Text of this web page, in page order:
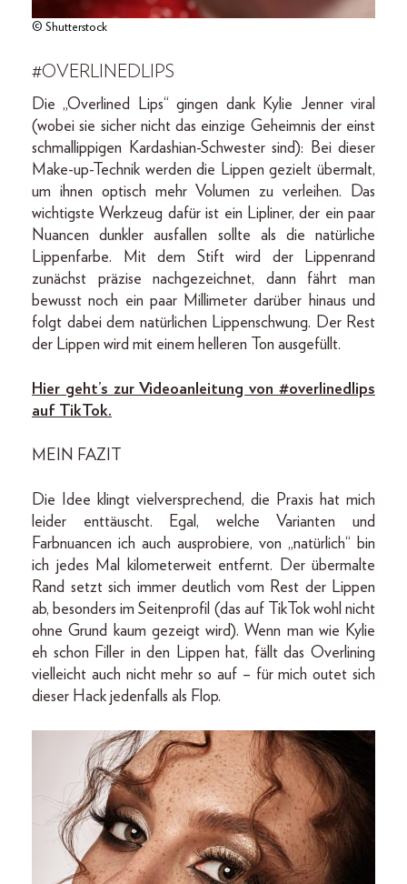
© Shutterstock
#OVERLINEDLIPS
Die „Overlined Lips“ gingen dank Kylie Jenner viral
(wobei sie sicher nicht das einzige Geheimnis der einst
schmallippigen Kardashian-Schwester sind): Bei dieser
Make-up-Technik werden die Lippen gezielt übermalt,
um ihnen optisch mehr Volumen zu verleihen. Das
wichtigste Werkzeug dafür ist ein Lipliner, der ein paar
Nuancen dunkler ausfallen sollte als die natürliche
Lippenfarbe. Mit dem Stift wird der Lippenrand
zunächst präzise nachgezeichnet, dann fährt man
bewusst noch ein paar Millimeter darüber hinaus und
folgt dabei dem natürlichen Lippenschwung. Der Rest
der Lippen wird mit einem helleren Ton ausgefüllt.
Hier geht’s zur Videoanleitung von #overlinedlips
auf TikTok.
MEIN FAZIT
Die Idee klingt vielversprechend, die Praxis hat mich
leider enttäuscht. Egal, welche Varianten und
Farbnuancen ich auch ausprobiere, von „natürlich“ bin
ich jedes Mal kilometerweit entfernt. Der übermalte
Rand setzt sich immer deutlich vom Rest der Lippen
ab, besonders im Seitenprofil (das auf TikTok wohl nicht
ohne Grund kaum gezeigt wird). Wenn man wie Kylie
eh schon Filler in den Lippen hat, fällt das Overlining
vielleicht auch nicht mehr so auf – für mich outet sich
dieser Hack jedenfalls als Flop.